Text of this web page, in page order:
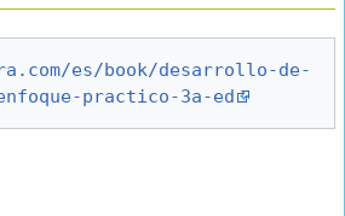
es/book/desarrollo-de-
practico-3a-ed